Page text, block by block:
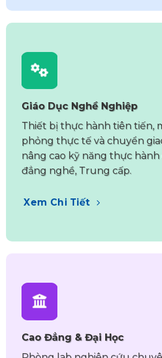
Giáo Dục Nghề Nghiệp
Thiết bị thực hành tiên tiến,
phỏng thực tế và chuyển
nâng cao kỹ năng thực hành
đẳng nghề, Trung cấp.
Xem Chi Tiết
Cao Đẳng & Đại Học